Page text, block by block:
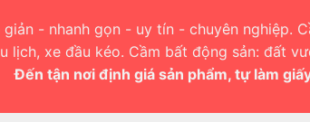
- nhanh gọn - uy tín - chuyên nghiệp.
lịch, xe đầu kéo. Cầm bất động sản: đất
Đến tận nơi định giá sản phẩm, tự làm